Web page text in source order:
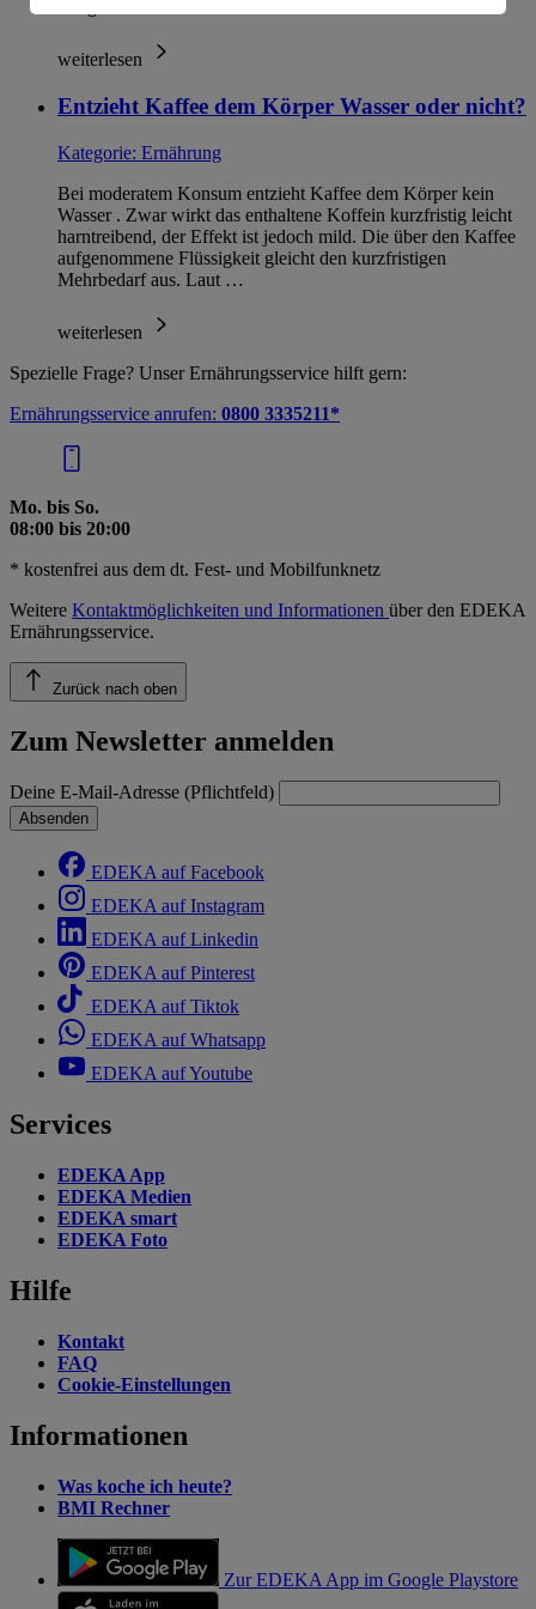
weiterlesen
Entzieht Kaffee dem Körper Wasser oder nicht?
Kategorie: Ernährung
Bei moderatem Konsum entzieht Kaffee dem Körper kein
Wasser . Zwar wirkt das enthaltene Koffein kurzfristig leicht
harntreibend, der Effekt ist jedoch mild. Die über den Kaffee
aufgenommene Flüssigkeit gleicht den kurzfristigen
Mehrbedarf aus. Laut …
weiterlesen
Spezielle Frage? Unser Ernährungsservice hilft gern:
Ernährungsservice anrufen: 0800 3335211*
Mo. bis So.
08:00 bis 20:00
* kostenfrei aus dem dt. Fest- und Mobilfunknetz
Weitere Kontaktmöglichkeiten und Informationen über den EDEKA
Ernährungsservice.
Zurück nach oben
Zum Newsletter anmelden
Deine E-Mail-Adresse (Pflichtfeld)
Absenden
EDEKA auf Facebook
EDEKA auf Instagram
EDEKA auf Linkedin
EDEKA auf Pinterest
EDEKA auf Tiktok
EDEKA auf Whatsapp
EDEKA auf Youtube
Services
EDEKA App
EDEKA Medien
EDEKA smart
EDEKA Foto
Hilfe
Kontakt
FAQ
Cookie-Einstellungen
Informationen
Was koche ich heute?
BMI Rechner
Zur EDEKA App im Google Playstore
Informationen zum Herausgeber der Seite findest du
Impressum